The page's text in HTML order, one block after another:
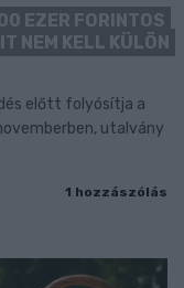
EZER FORINTOS
NEM KELL KÜLÖN
előtt folyósítja a
utalvány
1 hozzászólás